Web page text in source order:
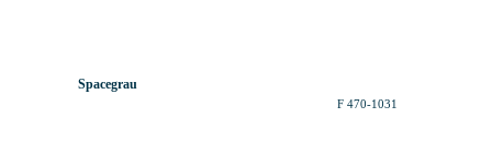
Spacegrau
F 470-1031